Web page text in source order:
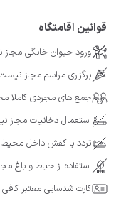
قوانین اقامتگاه
ورود حیوان خانگی
برگزاری مراسم مجاز
جمع های مجردی کاملا
استعمال دخانیات مجاز
تردد با کفش داخل
استفاده از حیاط و باغ
کارت شناسایی معتبر